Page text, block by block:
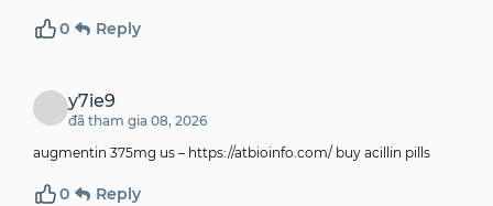
0 Reply
y7ie9
đã tham gia 08, 2026
augmentin 375mg us – https://atbioinfo.com/ buy acillin pills
0 Reply